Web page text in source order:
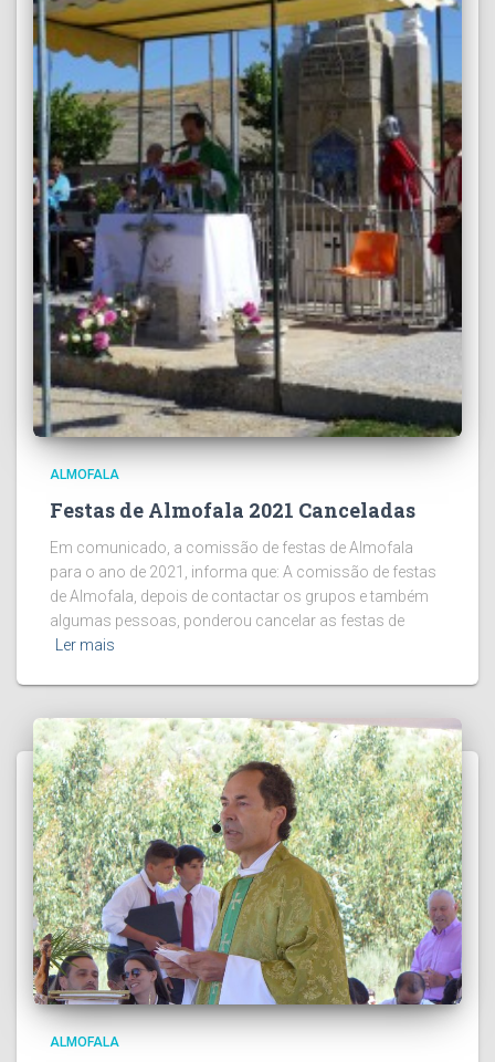
ALMOFALA
Festas de Almofala 2021 Canceladas
Em comunicado, a comissão de festas de Almofala
para o ano de 2021, informa que: A comissão de festas
de Almofala, depois de contactar os grupos e também
algumas pessoas, ponderou cancelar as festas de
Ler mais
ALMOFALA